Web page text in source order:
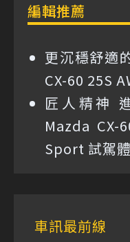
編輯推薦
更沉穩舒適
CX-60 25S
匠人精神
Mazda CX-
Sport 試駕
車訊最前線